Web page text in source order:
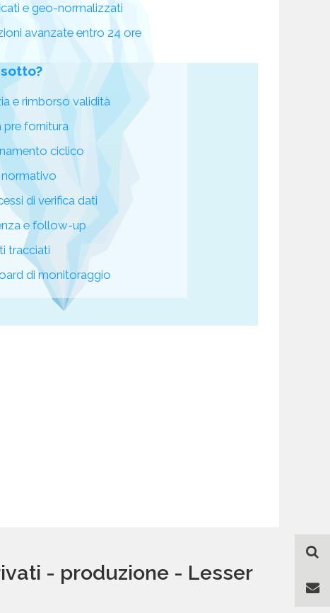
e geo-normalizzati
avanzate entro 24 ore
e rimborso validità
pre fornitura
ciclico
di verifica dati
e follow-up
tracciati
di monitoraggio
- produzione - Lesser